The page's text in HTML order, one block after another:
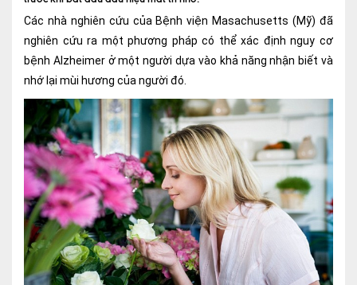
Tin tức BHYT
DỊCH VỤ
Các chuyên khoa tại Phòng khám
Nội
Ngoại
Sản - Phụ Khoa
Nhi
Da Liễu
Mắt
Các nhà nghiên cứu của Bệnh viện Masachusetts (Mỹ) đã
nghiên cứu ra một phương pháp có thể xác định nguy cơ
bệnh Alzheimer ở một người dựa vào khả năng nhận biết và
nhớ lại mùi hương của người đó.